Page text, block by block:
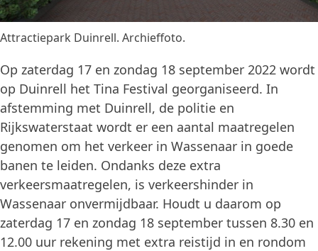
Attractiepark Duinrell. Archieffoto.
Op zaterdag 17 en zondag 18 september 2022 wordt
op Duinrell het Tina Festival georganiseerd. In
afstemming met Duinrell, de politie en
Rijkswaterstaat wordt er een aantal maatregelen
genomen om het verkeer in Wassenaar in goede
banen te leiden. Ondanks deze extra
verkeersmaatregelen, is verkeershinder in
Wassenaar onvermijdbaar. Houdt u daarom op
zaterdag 17 en zondag 18 september tussen 8.30 en
12.00 uur rekening met extra reistijd in en rondom